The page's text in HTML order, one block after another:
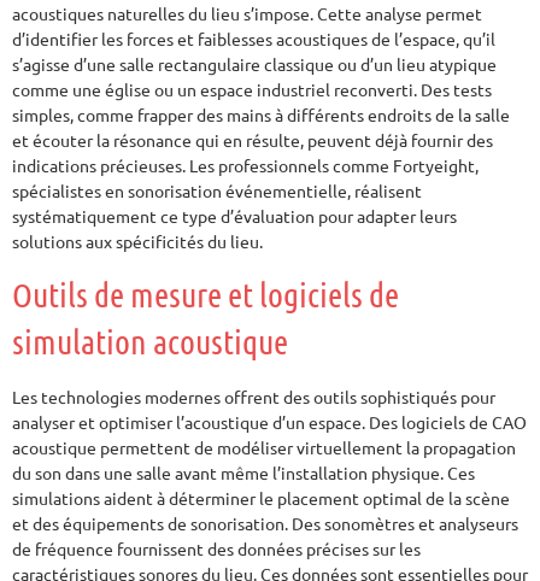
acoustiques naturelles du lieu s’impose. Cette analyse permet
d’identifier les forces et faiblesses acoustiques de l’espace, qu’il
s’agisse d’une salle rectangulaire classique ou d’un lieu atypique
comme une église ou un espace industriel reconverti. Des tests
simples, comme frapper des mains à différents endroits de la salle
et écouter la résonance qui en résulte, peuvent déjà fournir des
indications précieuses. Les professionnels comme Fortyeight,
spécialistes en sonorisation événementielle, réalisent
systématiquement ce type d’évaluation pour adapter leurs
solutions aux spécificités du lieu.
Outils de mesure et logiciels de
simulation acoustique
Les technologies modernes offrent des outils sophistiqués pour
analyser et optimiser l’acoustique d’un espace. Des logiciels de CAO
acoustique permettent de modéliser virtuellement la propagation
du son dans une salle avant même l’installation physique. Ces
simulations aident à déterminer le placement optimal de la scène
et des équipements de sonorisation. Des sonomètres et analyseurs
de fréquence fournissent des données précises sur les
caractéristiques sonores du lieu. Ces données sont essentielles pour